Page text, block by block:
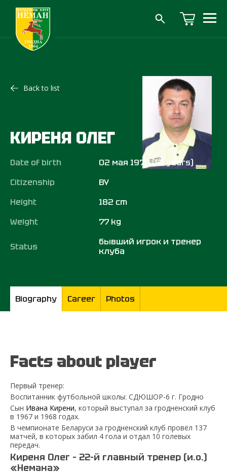
Back to list
КИРЕНЯ ОЛЕГ
Date of birth
02 мая 1975 (51 years)
Citizenship
BY
Height
182 cm
Weight
77 kg
Status
бывший игрок и тренер
клуба
Biography Career Photos
Facts about player
Первый тренер:
Воспитанник футбольной школы: СДЮШОР-6 г. Гродно
Сын Ивана Кирени, который выступал за гродненский клуб
в 1967 и 1968 годах.
В чемпионате Беларуси за гродненский клуб провёл 137
матчей, в которых забил 4 гола и отдал 10 голевых
передач.
Киреня Олег – 22-й главный тренер (и.о.)
«Немана»